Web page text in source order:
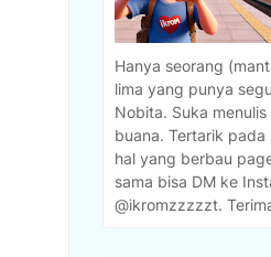
Hanya seorang
lima yang punya
Nobita. Suka
buana. Tertarik pada
hal yang berbau
sama bisa DM ke
@ikromzzzzzt.